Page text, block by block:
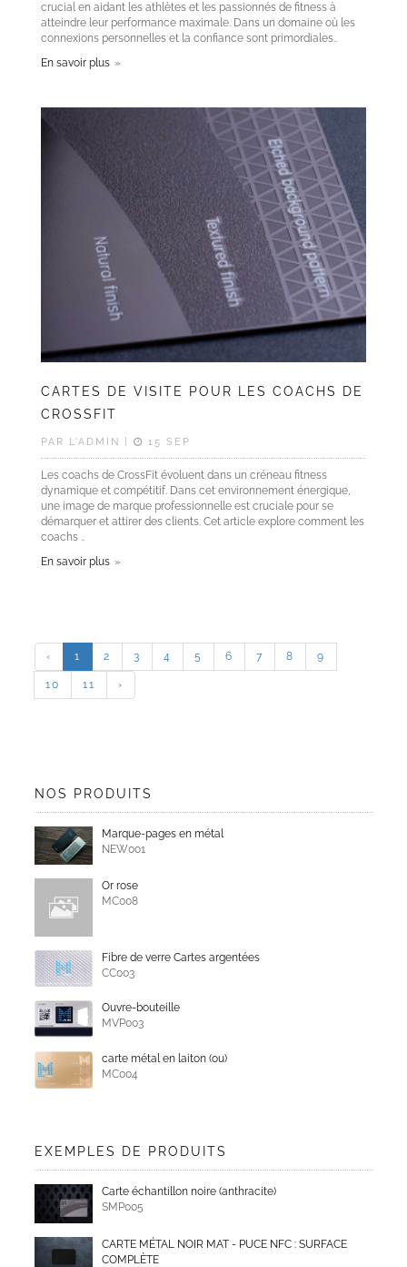
crucial en aidant les athlètes et les passionnés de fitness à
atteindre leur performance maximale. Dans un domaine où les
connexions personnelles et la confiance sont primordiales..
En savoir plus
CARTES DE VISITE POUR LES COACHS DE
CROSSFIT
PAR L'ADMIN | 15 SEP
Les coachs de CrossFit évoluent dans un créneau fitness
dynamique et compétitif. Dans cet environnement énergique,
une image de marque professionnelle est cruciale pour se
démarquer et attirer des clients. Cet article explore comment les
coachs ..
En savoir plus
‹ 1 2 3 4 5 6 7 8 9
10 11 ›
NOS PRODUITS
Marque-pages en métal
NEW001
Or rose
MC008
Fibre de verre Cartes argentées
CC003
Ouvre-bouteille
MVP003
carte métal en laiton (ou)
MC004
EXEMPLES DE PRODUITS
Carte échantillon noire (anthracite)
SMP005
CARTE MÉTAL NOIR MAT - PUCE NFC : SURFACE
COMPLÈTE